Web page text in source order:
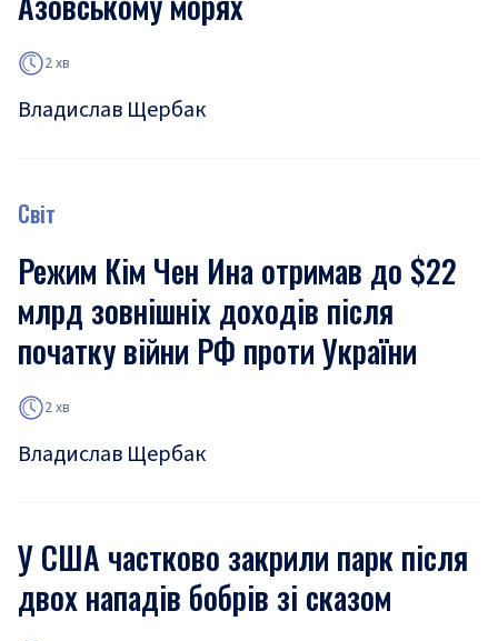
2 хв
Владислав Щербак
Світ
Режим Кім Чен Ина отримав до $22
млрд зовнішніх доходів після
початку війни РФ проти України
2 хв
Владислав Щербак
У США частково закрили парк після
двох нападів бобрів зі сказом